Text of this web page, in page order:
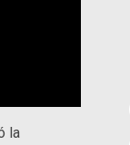
la